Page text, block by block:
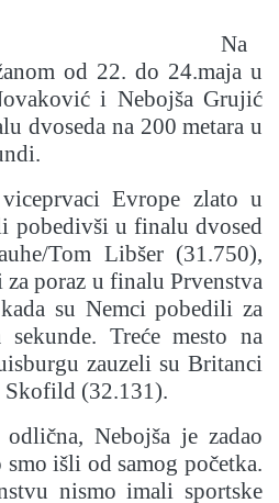
Na
od 22. do 24.maja u
i Nebojša Grujić
dvoseda na 200 metara u
Evrope zlato u
pobedivši u finalu dvosed
Tom Libšer (31.750),
poraz u finalu Prvenstva
su Nemci pobedili za
Treće mesto na
zauzeli su Britanci
(32.131).
Nebojša je zadao
išli od samog početka.
nismo imali sportske